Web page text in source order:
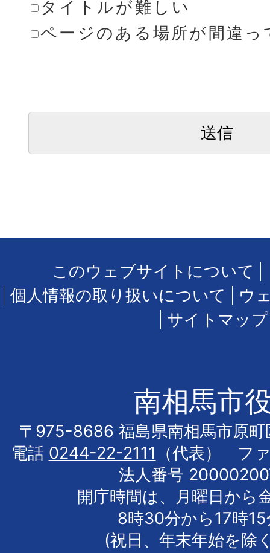
タイトルが難しい
ページのある場所が間違っ
このウェブサイトについて
個人情報の取り扱いについて
ウ
サイトマップ
南相馬市
〒975-8686 福島県南相馬市原町
電話 0244-22-2111
（代表） フ
法人番号
開庁時間は、月曜日から
8時30分から17時
(祝日、年末年始を除